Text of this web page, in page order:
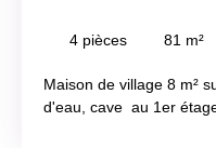
4 pièces 81 m²
Maison de village 8 m²
d'eau, cave au 1er